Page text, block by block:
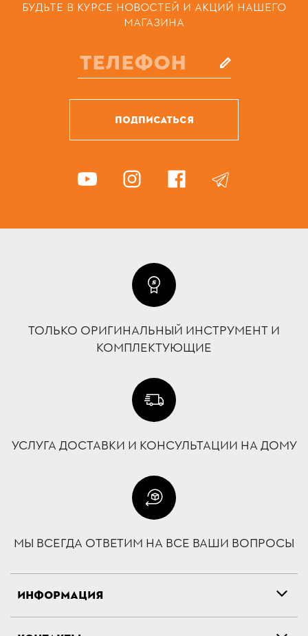
БУДЬТЕ В КУРСЕ НОВОСТЕЙ И АКЦИЙ НАШЕГО
МАГАЗИНА
ПОДПИСАТЬСЯ
ТОЛЬКО ОРИГИНАЛЬНЫЙ ИНСТРУМЕНТ И
КОМПЛЕКТУЮЩИЕ
УСЛУГА ДОСТАВКИ И КОНСУЛЬТАЦИИ НА ДОМУ
МЫ ВСЕГДА ОТВЕТИМ НА ВСЕ ВАШИ ВОПРОСЫ
ИНФОРМАЦИЯ